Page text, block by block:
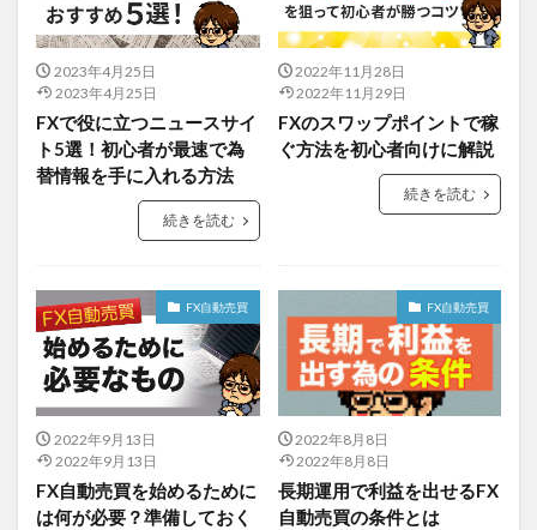
2023年4月25日
2023年4月25日
FXで役に立つニュースサイ
ト5選！初心者が最速で為
替情報を手に入れる方法
続きを読む
2022年11月28日
2022年11月29日
FXのスワップポイントで稼
ぐ方法を初心者向けに解説
続きを読む
FX自動売買
2022年9月13日
2022年9月13日
FX自動売買を始めるために
は何が必要？準備しておく
FX自動売買
2022年8月8日
2022年8月8日
長期運用で利益を出せるFX
自動売買の条件とは